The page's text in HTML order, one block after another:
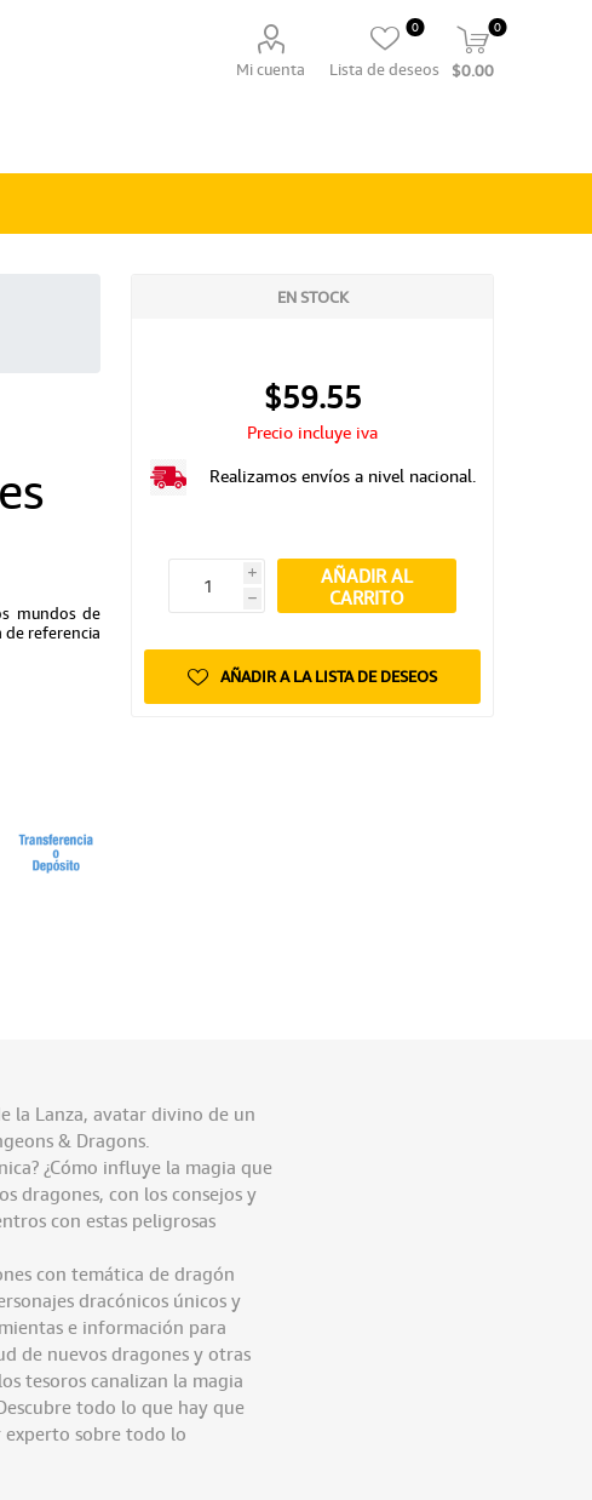
Mi cuenta Lista de deseos
0 0
$0.00
mundos de
de referencia
EN STOCK
$59.55
Precio incluye iva
Realizamos envíos a nivel nacional.
i
h
AÑADIR AL
CARRITO
AÑADIR A LA LISTA DE DESEOS
la Lanza, avatar divino de un
& Dragons.
¿Cómo influye la magia que
dragones, con los consejos y
con estas peligrosas
con temática de dragón
dracónicos únicos y
e información para
de nuevos dragones y otras
tesoros canalizan la magia
todo lo que hay que
experto sobre todo lo